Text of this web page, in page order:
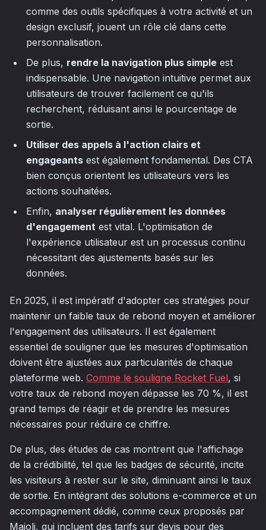
comme des outils spécifiques à votre activité et un
design exclusif, jouent un rôle clé dans cette
personnalisation.
De plus, rendre la navigation plus simple est
indispensable. Une navigation intuitive permet aux
utilisateurs de trouver facilement ce qu'ils
recherchent, réduisant ainsi le pourcentage de
sortie.
Utiliser des appels à l'action clairs et
engageants est également fondamental. Des CTA
bien conçus orientent les utilisateurs vers les
actions souhaitées.
Enfin, analyser régulièrement les données
d'engagement est vital. L'optimisation de
l'expérience utilisateur est un processus continu
nécessitant des ajustements basés sur les
données.
En 2025, il est impératif d'adopter ces stratégies pour
maintenir un faible taux de rebond moyen et améliorer
l'engagement des utilisateurs. Il est également
essentiel de souligner que les mesures d'optimisation
doivent être ajustées aux particularités de chaque
plateforme web. Comme le souligne Rocket Fuel, si
votre taux de rebond moyen dépasse les 70 %, il est
grand temps de réagir et de prendre les mesures
nécessaires pour réduire ce chiffre.
De plus, des études de cas montrent que l'affichage
de la crédibilité, tel que les badges de sécurité, incite
les visiteurs à rester sur le site, diminuant ainsi le taux
de sortie. En intégrant des solutions e-commerce et un
accompagnement dédié, comme ceux proposés par
Majoli, qui incluent des tarifs sur devis pour des